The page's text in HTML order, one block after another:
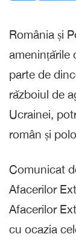
România și
amenințările
parte de
războiul de
Ucrainei,
român și
Comunicat
Afacerilor
Afacerilor
cu ocazia